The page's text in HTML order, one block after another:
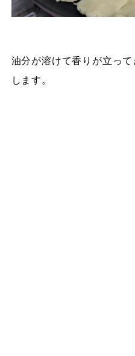
油分が溶けて香りが立っ
します。